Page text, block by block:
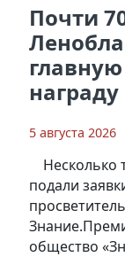
Почти
5 августа 2026
Несколько
подали
общество